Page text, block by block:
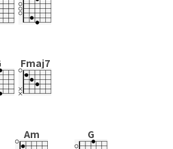
Fmaj7
Am G